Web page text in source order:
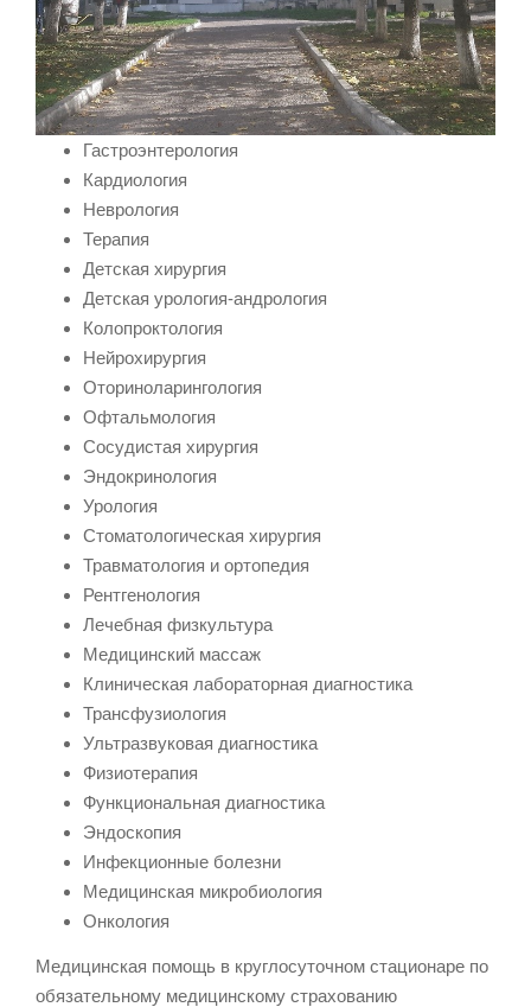
Гастроэнтерология
Кардиология
Неврология
Терапия
Детская хирургия
Детская урология-андрология
Колопроктология
Нейрохирургия
Оториноларингология
Офтальмология
Сосудистая хирургия
Эндокринология
Урология
Стоматологическая хирургия
Травматология и ортопедия
Рентгенология
Лечебная физкультура
Медицинский массаж
Клиническая лабораторная диагностика
Трансфузиология
Ультразвуковая диагностика
Физиотерапия
Функциональная диагностика
Эндоскопия
Инфекционные болезни
Медицинская микробиология
Онкология
Медицинская помощь в круглосуточном стационаре по
обязательному медицинскому страхованию